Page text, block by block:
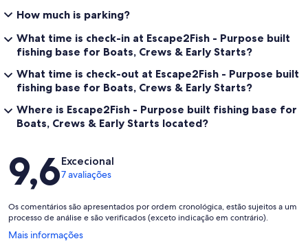
How much is parking?
What time is check-in at Escape2Fish - Purpose built
fishing base for Boats, Crews & Early Starts?
What time is check-out at Escape2Fish - Purpose built
fishing base for Boats, Crews & Early Starts?
Where is Escape2Fish - Purpose built fishing base for
Boats, Crews & Early Starts located?
Avaliações
9,6Excecional
7 avaliações
Os comentários são apresentados por ordem cronológica, estão sujeitos a um
processo de análise e são verificados (exceto indicação em contrário).
Mais informações
Abre